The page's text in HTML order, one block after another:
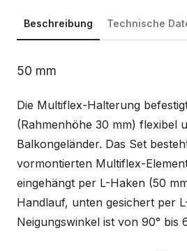
Beschreibung Technische
Beschreibung
50 mm
Die Multiflex-Halterung
(Rahmenhöhe 30 mm) flexibel
Balkongeländer. Das Set
vormontierten Multiflex-
eingehängt per L-Haken (50
Handlauf, unten gesichert per
Neigungswinkel ist von 90° bis